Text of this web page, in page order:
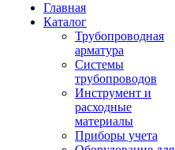
Главная
Каталог
Трубопроводная
арматура
Системы
трубопроводов
Инструмент и
расходные
материалы
Приборы учета